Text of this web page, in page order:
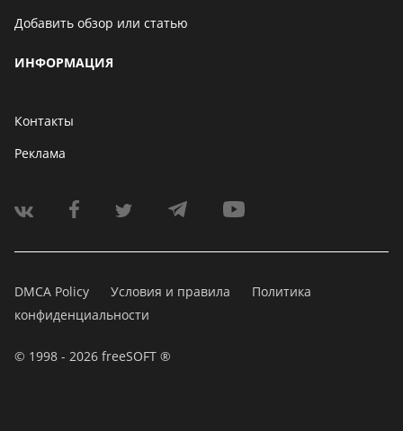
Добавить обзор или статью
ИНФОРМАЦИЯ
Контакты
Реклама
DMCA Policy Условия и правила
Политика
конфиденциальности
© 1998 - 2026 freeSOFT ®